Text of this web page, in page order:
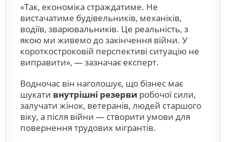
«Так, економіка страждатиме. Не
вистачатиме будівельників, механіків,
водіїв, зварювальників. Це реальність, з
якою ми живемо до закінчення війни. У
короткостроковій перспективі ситуацію не
виправити», — зазначає експерт.
Водночас він наголошує, що бізнес має
шукати внутрішні резерви робочої сили,
залучати жінок, ветеранів, людей старшого
віку, а після війни — створити умови для
повернення трудових мігрантів.